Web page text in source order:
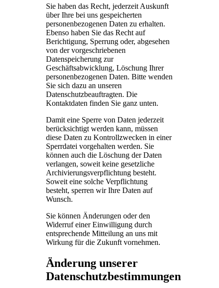
Sie haben das Recht, jederzeit Auskunft
über Ihre bei uns gespeicherten
personenbezogenen Daten zu erhalten.
Ebenso haben Sie das Recht auf
Berichtigung, Sperrung oder, abgesehen
von der vorgeschriebenen
Datenspeicherung zur
Geschäftsabwicklung, Löschung Ihrer
personenbezogenen Daten. Bitte wenden
Sie sich dazu an unseren
Datenschutzbeauftragten. Die
Kontaktdaten finden Sie ganz unten.
Damit eine Sperre von Daten jederzeit
berücksichtigt werden kann, müssen
diese Daten zu Kontrollzwecken in einer
Sperrdatei vorgehalten werden. Sie
können auch die Löschung der Daten
verlangen, soweit keine gesetzliche
Archivierungsverpflichtung besteht.
Soweit eine solche Verpflichtung
besteht, sperren wir Ihre Daten auf
Wunsch.
Sie können Änderungen oder den
Widerruf einer Einwilligung durch
entsprechende Mitteilung an uns mit
Wirkung für die Zukunft vornehmen.
Änderung unserer
Datenschutzbestimmungen